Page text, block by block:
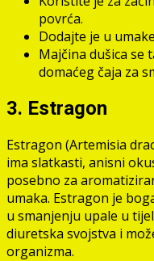
povrća.
Dodajte je u
Majčina dušica
domaćeg čaja za
3. Estragon
Estragon (Artemisia
ima slatkasti, anisni
posebno za
umaka. Estragon je
u smanjenju upale u
diuretska svojstva i
organizma.